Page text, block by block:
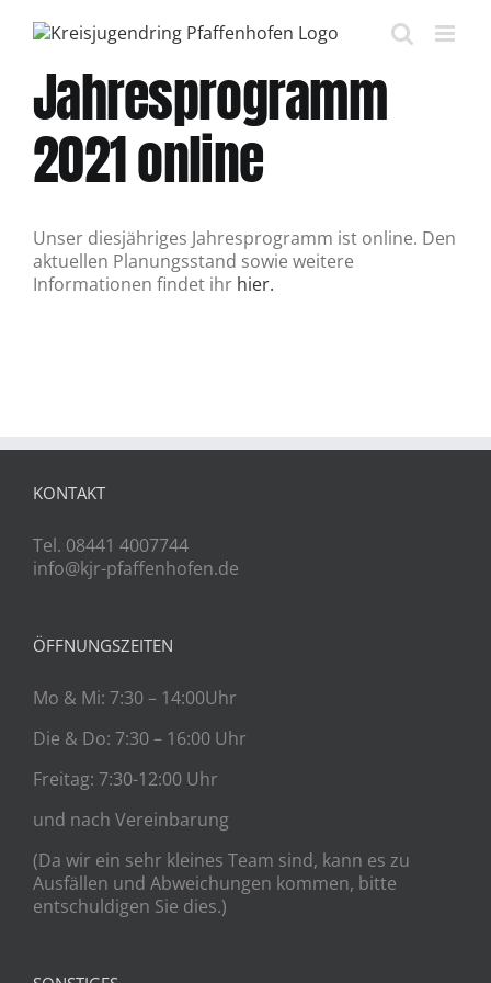
Inhalt
Jahresprogramm
2021 online
Unser diesjähriges Jahresprogramm ist online. Den
aktuellen Planungsstand sowie weitere
Informationen findet ihr hier.
KONTAKT
Tel. 08441 4007744
info@kjr-pfaffenhofen.de
ÖFFNUNGSZEITEN
Mo & Mi: 7:30 – 14:00Uhr
Die & Do: 7:30 – 16:00 Uhr
Freitag: 7:30-12:00 Uhr
und nach Vereinbarung
(Da wir ein sehr kleines Team sind, kann es zu
Ausfällen und Abweichungen kommen, bitte
entschuldigen Sie dies.)